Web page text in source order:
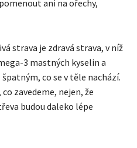
ani na ořechy,
strava je zdravá strava, v níž
3 mastných kyselin a
co se v těle nachází.
zavedeme, nejen, že
budou daleko lépe